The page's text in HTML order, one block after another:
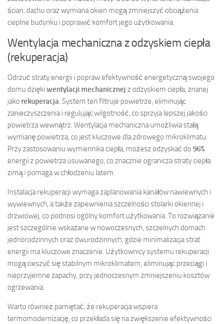
ścian, dachu oraz wymiana okien mogą zmniejszyć obciążenia
cieplne budynku i poprawić komfort jego użytkowania.
Wentylacja mechaniczna z odzyskiem ciepła
(rekuperacja)
Odrzuć straty energii i popraw efektywność energetyczną swojego
domu dzięki wentylacji mechanicznej z odzyskiem ciepła, znanej
jako rekuperacja . System ten filtruje powietrze, eliminując
zanieczyszczenia i regulując wilgotność, co sprzyja lepszej jakości
powietrza wewnątrz. Wentylacja mechaniczna umożliwia stałą
wymianę powietrza, co jest kluczowe dla zdrowego mikroklimatu.
Przy zastosowaniu wymiennika ciepła, możesz odzyskać do 96%
energii z powietrza usuwanego, co znacznie ogranicza straty ciepła
zimą i pomaga w chłodzeniu latem.
Instalacja rekuperacji wymaga zaplanowania kanałów nawiewnych i
wywiewnych, a także zapewnienia szczelności stolarki okiennej i
drzwiowej, co podnosi ogólny komfort użytkowania. To rozwiązanie
jest szczególnie wskazane w nowoczesnych, szczelnych domach
jednorodzinnych oraz dwurodzinnych, gdzie minimalizacja strat
energii ma kluczowe znaczenie. Użytkownicy systemu rekuperacji
mogą cieszyć się stabilnym mikroklimatem, eliminując przeciągi i
nieprzyjemne zapachy, przy jednoczesnym zmniejszeniu kosztów
ogrzewania.
Warto również pamiętać, że rekuperacja wspiera
termomodernizację, co przekłada się na zwiększenie efektywności